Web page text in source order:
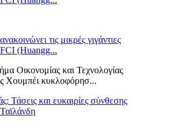
τις μικρές γιγάντιες
(Huangg...
Οικονομίας και Τεχνολογίας
Χουμπέι κυκλοφόρησ...